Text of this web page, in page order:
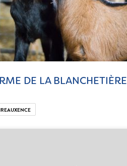
DE LA BLANCHETIÈRE